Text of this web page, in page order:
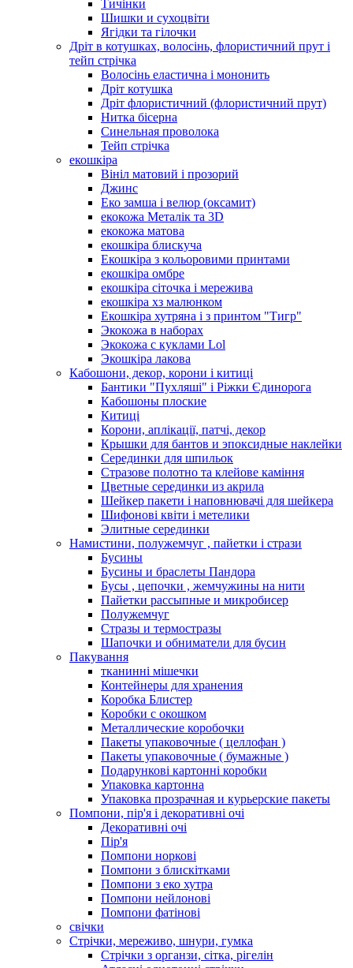
Тичінки
Шишки и сухоцвіти
Ягідки та гілочки
Дріт в котушках, волосінь, флористичний прут і
тейп стрічка
Волосінь еластична і мононить
Дріт котушка
Дріт флористичний (флористичний прут)
Нитка бісерна
Синельная проволока
Тейп стрічка
екошкіра
Вініл матовий і прозорий
Джинс
Еко замша і велюр (оксамит)
екокожа Металік та 3D
екокожа матова
екошкіра блискуча
Екошкіра з кольоровими принтами
екошкіра омбре
екошкіра сіточка і мережива
екошкіра хз малюнком
Екошкіра хутряна і з принтом "Тигр"
Экокожа в наборах
Экокожа с куклами Lol
Экошкiра лакова
Кабошони, декор, корони і китиці
Бантики "Пухляші" і Ріжки Єдинорога
Кабошоны плоские
Китиці
Корони, аплікації, патчі, декор
Крышки для бантов и эпоксидные наклейки
Серединки для шпильок
Стразове полотно та клейове каміння
Цветные серединки из акрила
Шейкер пакети і наповнювачі для шейкера
Шифонові квіти і метелики
Элитные серединки
Намистини, полужемчуг , пайетки і стрази
Бусины
Бусины и браслеты Пандора
Бусы , цепочки , жемчужины на нити
Пайетки рассыпные и микробисер
Полужемчуг
Стразы и термостразы
Шапочки и обниматели для бусин
Пакування
тканинні мішечки
Контейнеры для хранения
Коробка Блистер
Коробки с окошком
Металлические коробочки
Пакеты упаковочные ( целлофан )
Пакеты упаковочные ( бумажные )
Подарункові картонні коробки
Упаковка картонна
Упаковка прозрачная и курьерские пакеты
Помпони, пір'я і декоративні очі
Декоративні очі
Пір'я
Помпони норкові
Помпони з блискітками
Помпони з еко хутра
Помпони нейлонові
Помпони фатінові
свічки
Стрічки, мереживо, шнури, гумка
Стрічки з органзи, сітка, рігелін